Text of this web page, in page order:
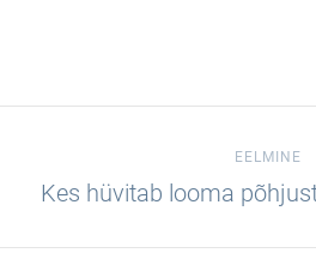
EELMINE
Kes hüvitab looma